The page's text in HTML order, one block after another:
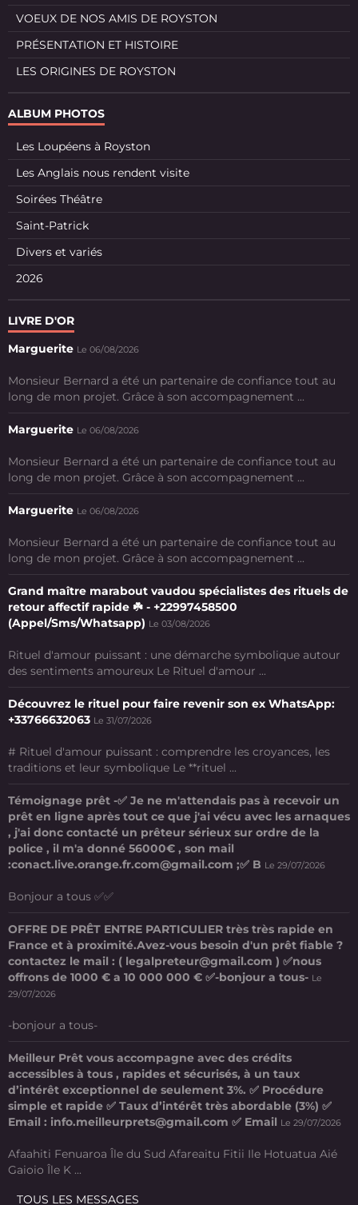
VOEUX DE NOS AMIS DE ROYSTON
PRÉSENTATION ET HISTOIRE
LES ORIGINES DE ROYSTON
ALBUM PHOTOS
Les Loupéens à Royston
Les Anglais nous rendent visite
Soirées Théâtre
Saint-Patrick
Divers et variés
2026
LIVRE D'OR
Marguerite Le 06/08/2026
Monsieur Bernard a été un partenaire de confiance tout au
long de mon projet. Grâce à son accompagnement ...
Marguerite Le 06/08/2026
Monsieur Bernard a été un partenaire de confiance tout au
long de mon projet. Grâce à son accompagnement ...
Marguerite Le 06/08/2026
Monsieur Bernard a été un partenaire de confiance tout au
long de mon projet. Grâce à son accompagnement ...
Grand maître marabout vaudou spécialistes des rituels de
retour affectif rapide ☘️ - +22997458500
(Appel/Sms/Whatsapp) Le 03/08/2026
Rituel d'amour puissant : une démarche symbolique autour
des sentiments amoureux Le Rituel d'amour ...
Découvrez le rituel pour faire revenir son ex WhatsApp:
+33766632063 Le 31/07/2026
# Rituel d'amour puissant : comprendre les croyances, les
traditions et leur symbolique Le **rituel ...
Témoignage prêt -✅ Je ne m'attendais pas à recevoir un
prêt en ligne après tout ce que j'ai vécu avec les arnaques
, j'ai donc contacté un prêteur sérieux sur ordre de la
police , il m'a donné 56000€ , son mail
:conact.live.orange.fr.com@gmail.com ;✅ B Le 29/07/2026
Bonjour a tous ✅✅
OFFRE DE PRÊT ENTRE PARTICULIER très très rapide en
France et à proximité.Avez-vous besoin d'un prêt fiable ?
contactez le mail : ( legalpreteur@gmail.com ) ✅nous
offrons de 1000 € a 10 000 000 € ✅-bonjour a tous- Le
29/07/2026
-bonjour a tous-
Meilleur Prêt vous accompagne avec des crédits
accessibles à tous , rapides et sécurisés, à un taux
d’intérêt exceptionnel de seulement 3%. ✅ Procédure
simple et rapide ✅ Taux d’intérêt très abordable (3%) ✅
Email : info.meilleurprets@gmail.com ✅ Email Le 29/07/2026
Afaahiti Fenuaroa Île du Sud Afareaitu Fitii Ile Hotuatua Aié
Gaioio Île K ...
TOUS LES MESSAGES